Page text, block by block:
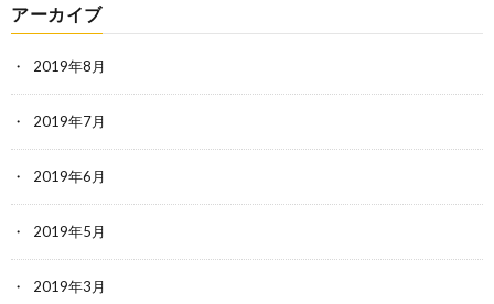
アーカイブ
2019年8月
2019年7月
2019年6月
2019年5月
2019年3月